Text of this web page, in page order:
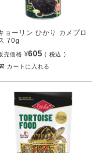
ョーリン ひかり カメプロ
70g
売価格 ¥605
税込
カートに入れる